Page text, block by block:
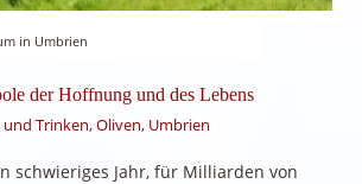
in Umbrien
der Hoffnung und des Lebens
und Trinken,Oliven, Umbrien
schwieriges Jahr, für Milliarden von